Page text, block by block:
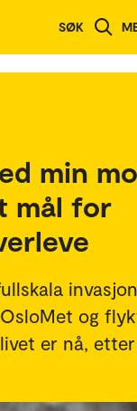
SØK
min
mål for
og
er nå,